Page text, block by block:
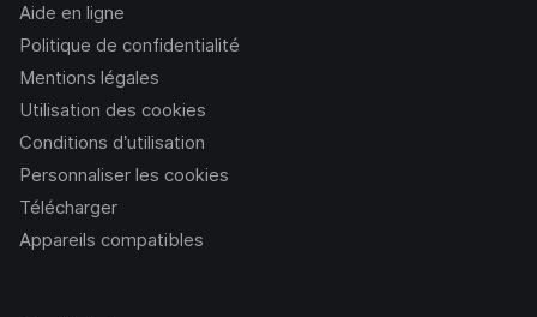
Aide en ligne
Politique de confidentialité
Mentions légales
Utilisation des cookies
Conditions d’utilisation
Personnaliser les cookies
Télécharger
Appareils compatibles